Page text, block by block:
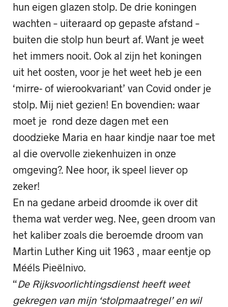
hun eigen glazen stolp. De drie koningen
wachten – uiteraard op gepaste afstand –
buiten die stolp hun beurt af. Want je weet
het immers nooit. Ook al zijn het koningen
uit het oosten, voor je het weet heb je een
‘mirre- of wierookvariant’ van Covid onder je
stolp. Mij niet gezien! En bovendien: waar
moet je rond deze dagen met een
doodzieke Maria en haar kindje naar toe met
al die overvolle ziekenhuizen in onze
omgeving?. Nee hoor, ik speel liever op
zeker!
En na gedane arbeid droomde ik over dit
thema wat verder weg. Nee, geen droom van
het kaliber zoals die beroemde droom van
Martin Luther King uit 1963 , maar eentje op
Mééls Pieëlnivo.
“De Rijksvoorlichtingsdienst heeft weet
gekregen van mijn ‘stolpmaatregel’ en wil